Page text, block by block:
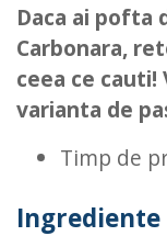
Daca ai pofta
Carbonara,
ceea ce cauti!
varianta de
Timp de
Ingrediente